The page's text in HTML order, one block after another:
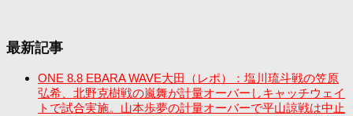
最新記事
ONE 8.8 EBARA WAVE大田（レポ）：塩川琉斗戦の笠原
弘希、北野克樹戦の嵐舞が計量オーバーしキャッチウェイ
トで試合実施。山本歩夢の計量オーバーで平山諒戦は中止